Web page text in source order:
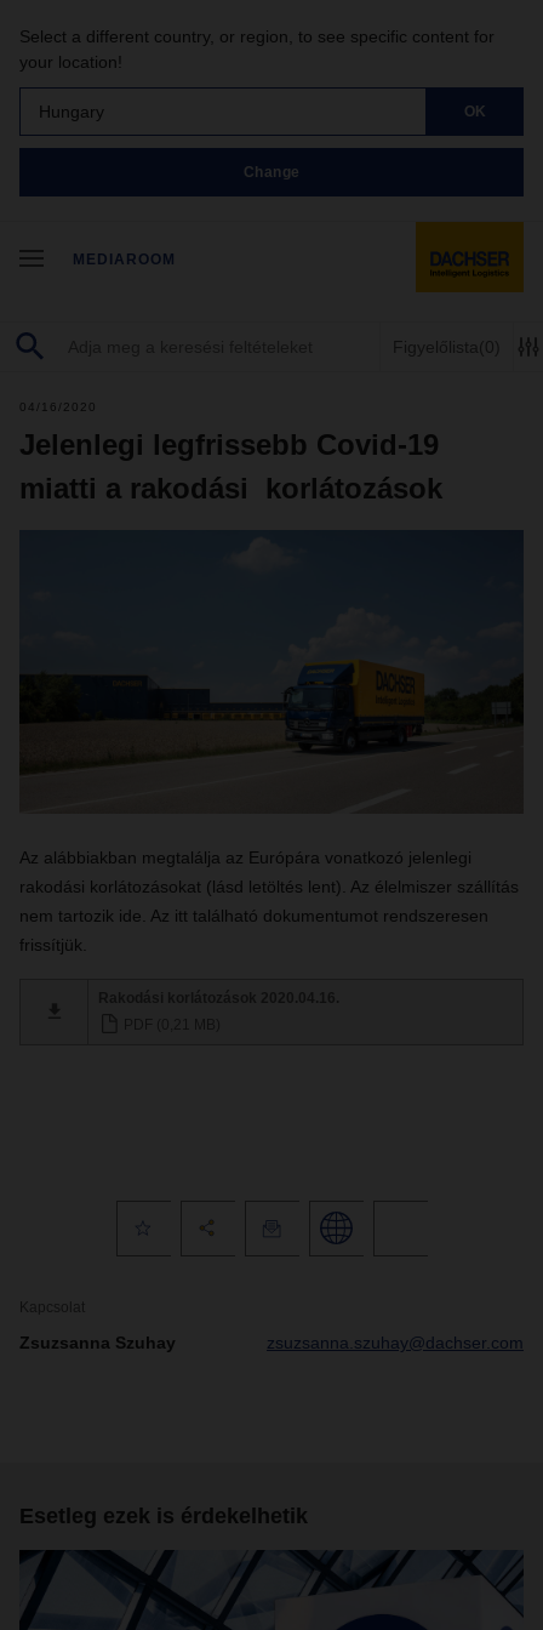
Select a different country, or region, to see specific content for
your location!
Hungary OK
Change
MEDIAROOM
Figyelőlista (0)
04/16/2020
Jelenlegi legfrissebb Covid-19
miatti a rakodási korlátozások
Az alábbiakban megtalálja az Európára vonatkozó jelenlegi
rakodási korlátozásokat (lásd letöltés lent). Az élelmiszer szállítás
nem tartozik ide. Az itt található dokumentumot rendszeresen
frissítjük.
Kapcsolat
Zsuzsanna Szuhay zsuzsanna.szuhay@dachser.com
Esetleg ezek is érdekelhetik